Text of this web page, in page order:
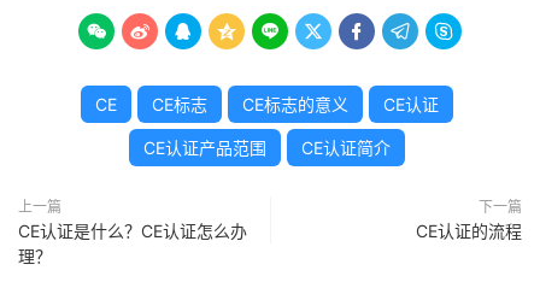
        
CE CE标志 CE标志的意义 CE认证
CE认证产品范围 CE认证简介
上一篇
CE认证是什么？CE认证怎么办
理？
下一篇
CE认证的流程